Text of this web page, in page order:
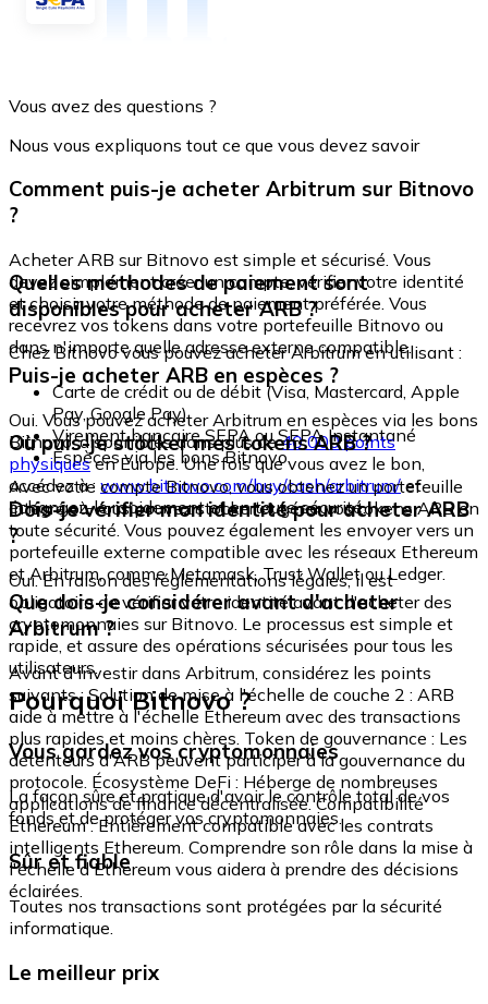
Vous avez des questions ?
Nous vous expliquons tout ce que vous devez savoir
Comment puis-je acheter Arbitrum sur Bitnovo
?
Acheter ARB sur Bitnovo est simple et sécurisé. Vous
devez simplement créer un compte, vérifier votre identité
et choisir votre méthode de paiement préférée. Vous
recevrez vos tokens dans votre portefeuille Bitnovo ou
dans n'importe quelle adresse externe compatible.
Quelles méthodes de paiement sont
disponibles pour acheter ARB ?
Chez Bitnovo vous pouvez acheter Arbitrum en utilisant :
Carte de crédit ou de débit (Visa, Mastercard, Apple
Pay, Google Pay)
Virement bancaire SEPA ou SEPA Instantané
Espèces via les bons Bitnovo
Puis-je acheter ARB en espèces ?
Oui. Vous pouvez acheter Arbitrum en espèces via les bons
Bitnovo, disponibles dans plus de40 000 points
physiquesen Europe. Une fois que vous avez le bon,
accédez à : www.bitnovo.com/buy/cash/arbitrum/et
échangez-le rapidement et en toute sécurité.
Où puis-je stocker mes tokens ARB ?
Avec votre compte Bitnovo, vous obtenez un portefeuille
intégré où vous pouvez stocker et gérer vos tokens ARB en
toute sécurité. Vous pouvez également les envoyer vers un
portefeuille externe compatible avec les réseaux Ethereum
et Arbitrum, comme Metamask, Trust Wallet ou Ledger.
Dois-je vérifier mon identité pour acheter ARB
?
Oui. En raison des réglementations légales, il est
obligatoire de vérifier votre identité avant d'acheter des
cryptomonnaies sur Bitnovo. Le processus est simple et
rapide, et assure des opérations sécurisées pour tous les
utilisateurs.
Que dois-je considérer avant d'acheter
Arbitrum ?
Avant d'investir dans Arbitrum, considérez les points
suivants : Solution de mise à l'échelle de couche 2 : ARB
aide à mettre à l'échelle Ethereum avec des transactions
plus rapides et moins chères. Token de gouvernance : Les
détenteurs d'ARB peuvent participer à la gouvernance du
protocole. Écosystème DeFi : Héberge de nombreuses
applications de finance décentralisée. Compatibilité
Ethereum : Entièrement compatible avec les contrats
intelligents Ethereum. Comprendre son rôle dans la mise à
l'échelle d'Ethereum vous aidera à prendre des décisions
éclairées.
Pourquoi Bitnovo ?
Vous gardez vos cryptomonnaies
La façon sûre et pratique d'avoir le contrôle total de vos
fonds et de protéger vos cryptomonnaies.
Sûr et fiable
Toutes nos transactions sont protégées par la sécurité
informatique.
Le meilleur prix